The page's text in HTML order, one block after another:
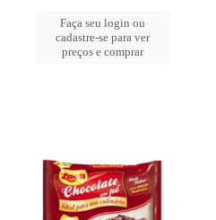
Faça seu login ou
cadastre-se para ver
preços e comprar